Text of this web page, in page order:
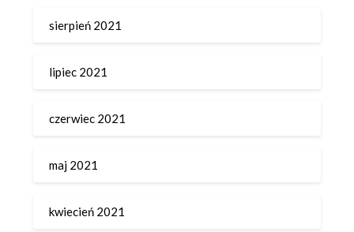
sierpień 2021
lipiec 2021
czerwiec 2021
maj 2021
kwiecień 2021